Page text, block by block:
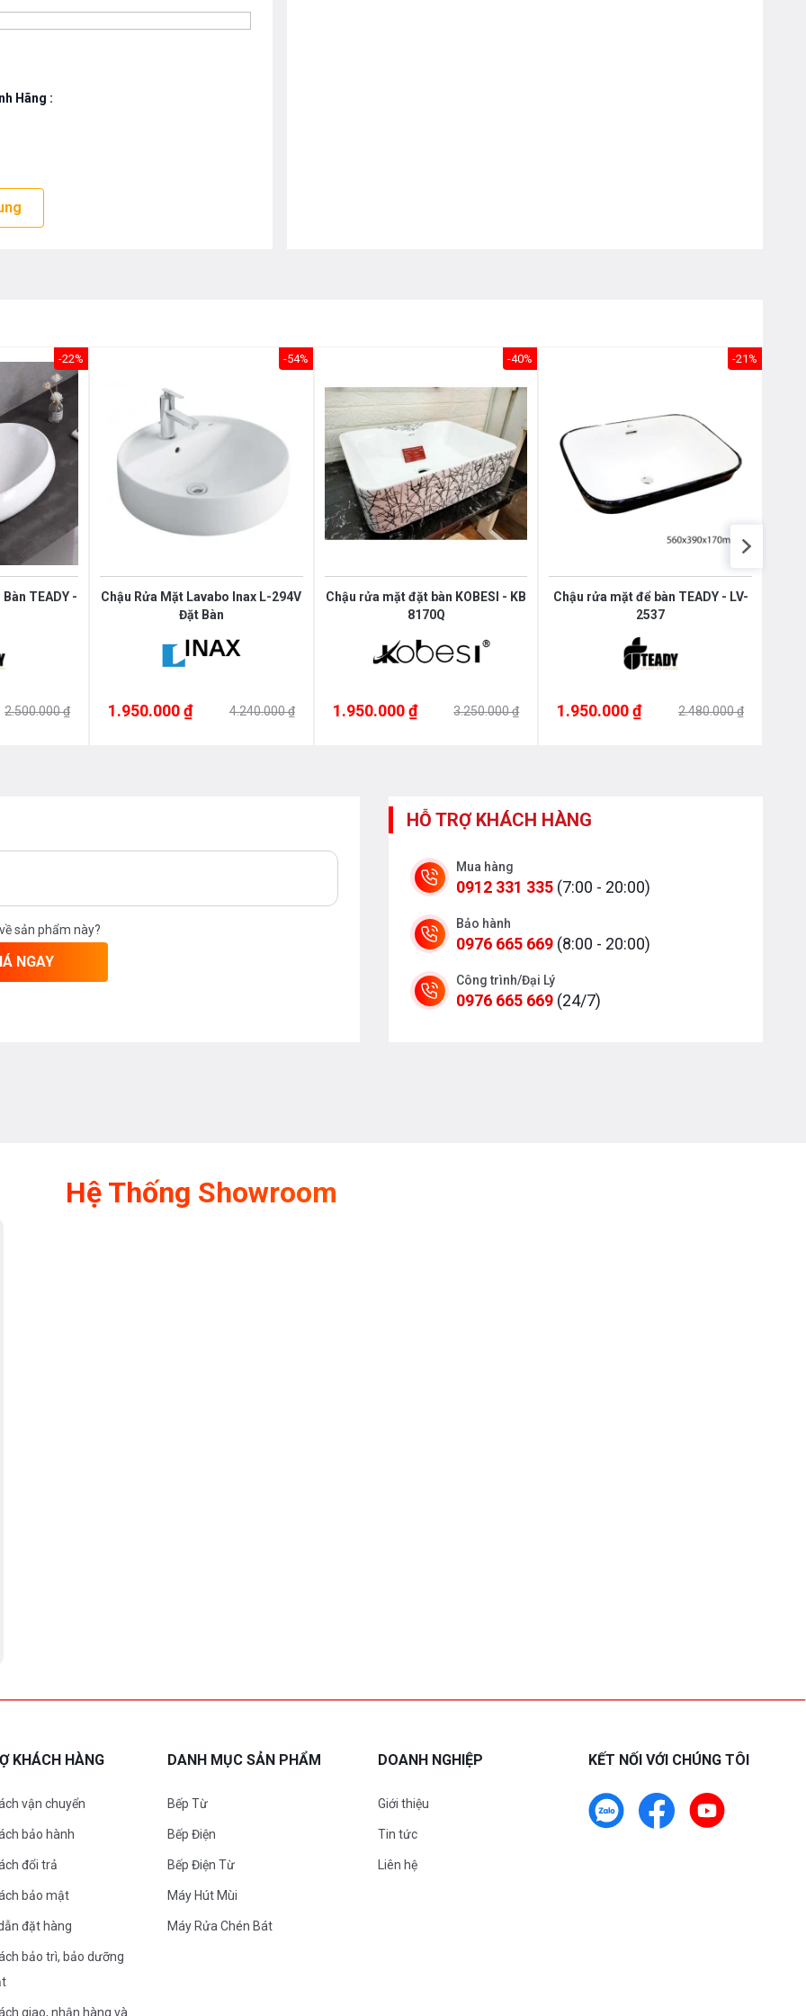
Hãng :
rửa.
Hiwin LP8085
phần là kim loại bạc có khả năng kháng
cho bề mặt men cứng hơn, sáng và bóng,
loại vòi rửa trên thị trường hiện nay
lượng ISO-9001 & Tiêu chuẩn quốc tế về
cũng như các sản thiết bị phòng
tôi theo
hotline 0976665669 -
chỉ hệ thống của Bếp an toàn để
chúng tôi!
-22%
TEADY -
2.500.000 ₫
-54%
Chậu Rửa Mặt Lavabo Inax L-294V
Đặt Bàn
1.950.000 ₫ 4.240.000 ₫
-40%
Chậu rửa mặt đặt bàn KOBESI - KB
8170Q
1.950.000 ₫ 3.250.000 ₫
-21%
Chậu rửa mặt để bàn TEADY - LV-
2537
1.950.000 ₫ 2.480.000 ₫
sản phẩm này?
NGAY
HỖ TRỢ KHÁCH HÀNG
Mua hàng
0912 331 335 (7:00 - 20:00)
Bảo hành
0976 665 669 (8:00 - 20:00)
Công trình/Đại Lý
0976 665 669 (24/7)
Hệ Thống Showroom
KHÁCH HÀNG
vận chuyển
bảo hành
đổi trả
bảo mật
đặt hàng
bảo trì, bảo dưỡng
giao, nhận hàng và
DANH MỤC SẢN PHẨM
Bếp Từ
Bếp Điện
Bếp Điện Từ
Máy Hút Mùi
Máy Rửa Chén Bát
DOANH NGHIỆP
Giới thiệu
Tin tức
Liên hệ
KẾT NỐI VỚI CHÚNG TÔI